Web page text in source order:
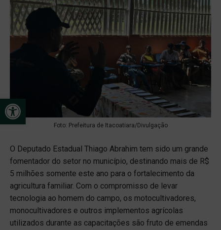
Open toolbar
Foto: Prefeitura de Itacoatiara/Divulgação
O Deputado Estadual Thiago Abrahim tem sido um grande
fomentador do setor no município, destinando mais de R$
5 milhões somente este ano para o fortalecimento da
agricultura familiar. Com o compromisso de levar
tecnologia ao homem do campo, os motocultivadores,
monocultivadores e outros implementos agrícolas
utilizados durante as capacitações são fruto de emendas